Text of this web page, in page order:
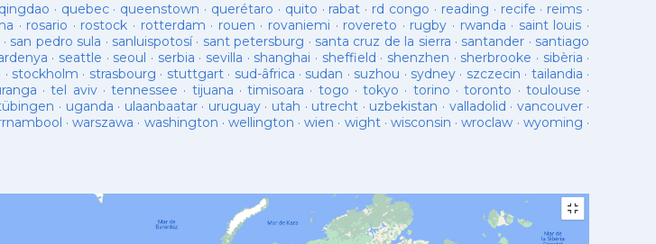
qingdao · quebec· queenstown · querétaro · quito · rabat · rd congo · reading · recife · reims ·
· rosario · rostock · rotterdam · rouen · rovaniemi · rovereto · rugby · rwanda · saint louis ·
· san pedro sula · sanluispotosí· sant petersburg · santa cruz de la sierra · santander · santiago
· seattle · seoul · serbia · sevilla · shanghai · sheffield · shenzhen · sherbrooke · sibèria ·
· stockholm · strasbourg · stuttgart· sud-âfrica · sudan · suzhou · sydney · szczecin · tailandia ·
·tel aviv·tennessee · tijuana ·timisoara · togo ·tokyo · torino ·toronto · toulouse ·
· uganda · ulaanbaatar· uruguay· utah · utrecht · uzbekistan · valladolid · vancouver·
·warszawa · washington · wellington ·wien · wight·wisconsin ·wroclaw · wyoming ·